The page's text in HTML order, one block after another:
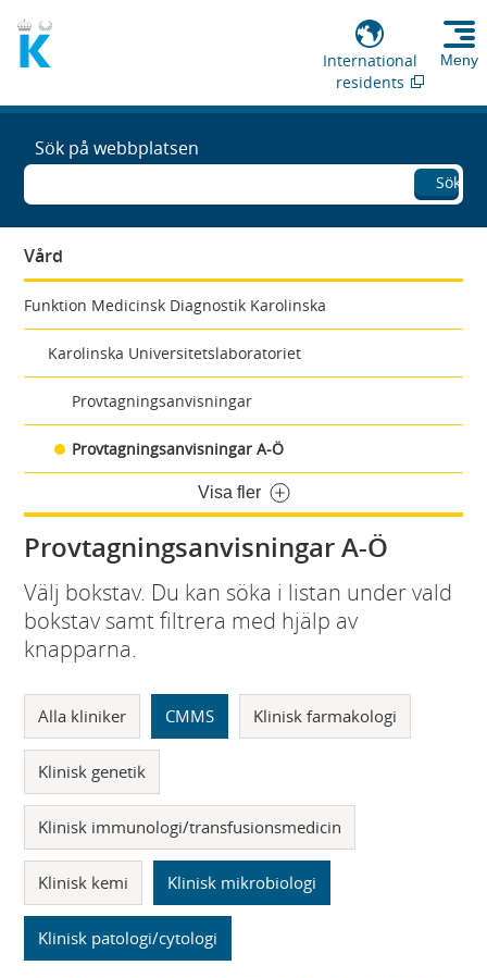
International
residents
Meny
Sök på webbplatsen
Sök
Vård
Funktion Medicinsk Diagnostik Karolinska
Karolinska Universitetslaboratoriet
Provtagningsanvisningar
Provtagningsanvisningar A-Ö
Visa fler
Provtagningsanvisningar A-Ö
Välj bokstav. Du kan söka i listan under vald
bokstav samt filtrera med hjälp av
knapparna.
Alla kliniker CMMS Klinisk farmakologi
Klinisk genetik
Klinisk immunologi/transfusionsmedicin
Klinisk kemi Klinisk mikrobiologi
Klinisk patologi/cytologi